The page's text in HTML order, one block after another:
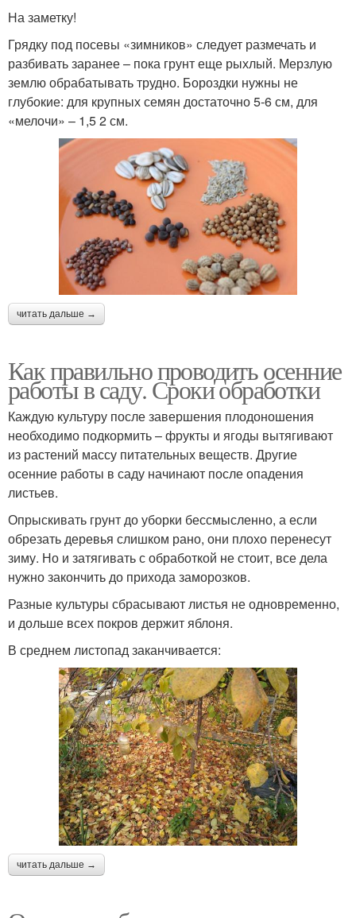
На заметку!
Грядку под посевы «зимников» следует размечать и
разбивать заранее – пока грунт еще рыхлый. Мерзлую
землю обрабатывать трудно. Бороздки нужны не
глубокие: для крупных семян достаточно 5-6 см, для
«мелочи» – 1,5 2 см.
читать дальше →
Как правильно проводить осенние
работы в саду. Сроки обработки
Каждую культуру после завершения плодоношения
необходимо подкормить – фрукты и ягоды вытягивают
из растений массу питательных веществ. Другие
осенние работы в саду начинают после опадения
листьев.
Опрыскивать грунт до уборки бессмысленно, а если
обрезать деревья слишком рано, они плохо перенесут
зиму. Но и затягивать с обработкой не стоит, все дела
нужно закончить до прихода заморозков.
Разные культуры сбрасывают листья не одновременно,
и дольше всех покров держит яблоня.
В среднем листопад заканчивается:
читать дальше →